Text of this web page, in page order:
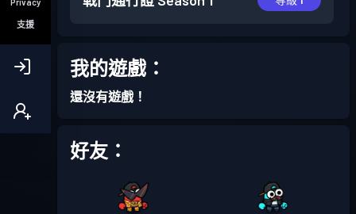
支援
我的遊戲：
還沒有遊戲！
好友：